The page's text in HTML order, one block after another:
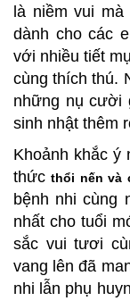
là niềm vui
dành cho các
với nhiều tiết
cùng thích thú.
những nụ cười
sinh nhật thêm
Khoảnh khắc ý
thứcthổi nến và
bệnh nhi cùng
nhất cho tuổi
sắc vui tươi
vang lên đã
nhi lẫn phụ